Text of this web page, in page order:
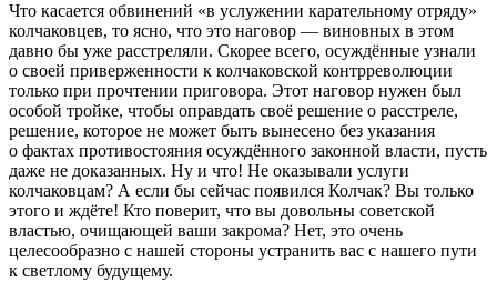
Что касается обвинений «в услужении карательному отряду»
колчаковцев, то ясно, что это наговор — виновных в этом
давно бы уже расстреляли. Скорее всего, осуждённые узнали
о своей приверженности к колчаковской контрреволюции
только при прочтении приговора. Этот наговор нужен был
особой тройке, чтобы оправдать своё решение о расстреле,
решение, которое не может быть вынесено без указания
о фактах противостояния осуждённого законной власти, пусть
даже не доказанных. Ну и что! Не оказывали услуги
колчаковцам? А если бы сейчас появился Колчак? Вы только
этого и ждёте! Кто поверит, что вы довольны советской
властью, очищающей ваши закрома? Нет, это очень
целесообразно с нашей стороны устранить вас с нашего пути
к светлому будущему.